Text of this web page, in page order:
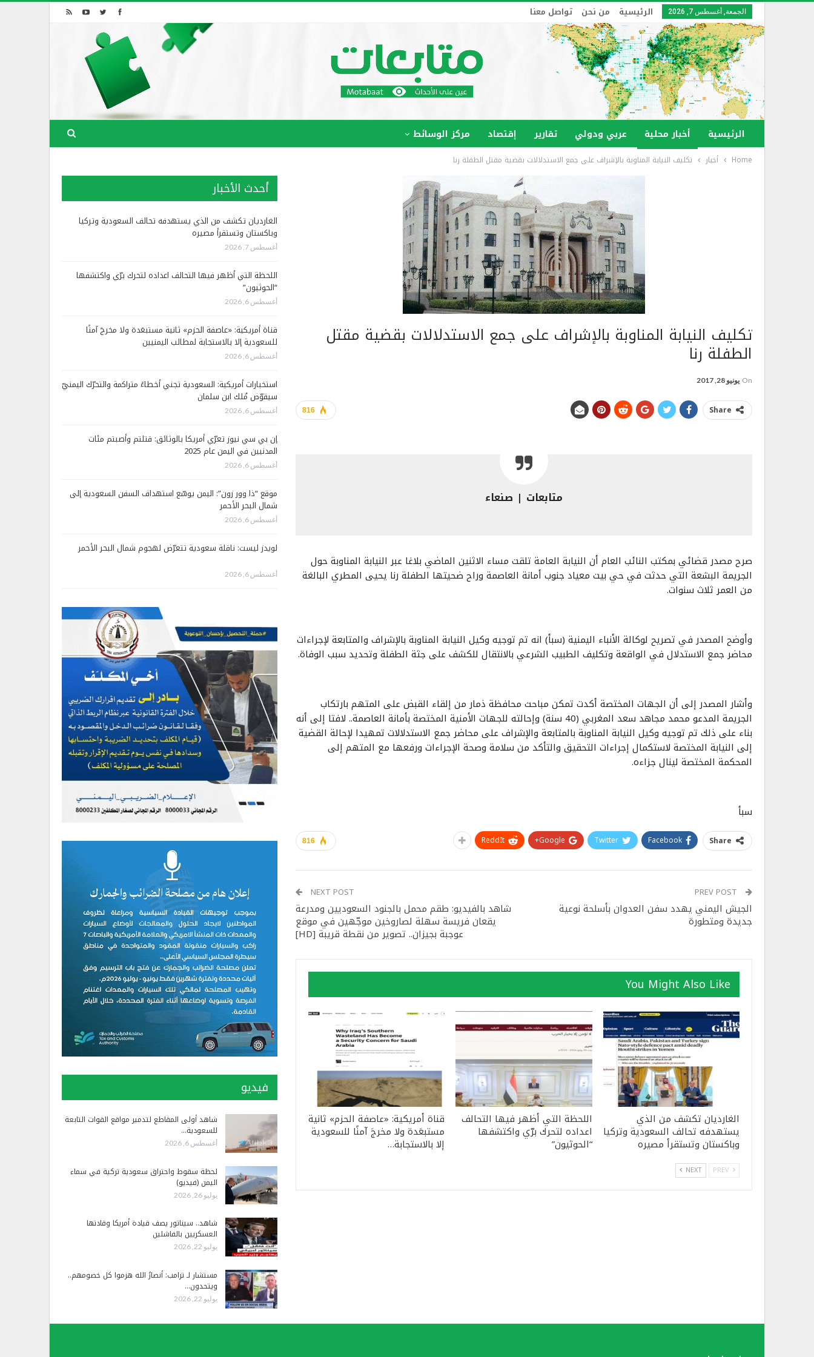
الجمعة, أغسطس 7, 2026 الرئيسية من نحن تواصل معنا
الرئيسية أخبار محلية عربي ودولي تقارير إقتصاد مركز الوسائط
Home أخبار تكليف النيابة المناوبة بالإشراف على جمع الاستدلالات بقضية مقتل الطفلة رنا
تكليف النيابة المناوبة بالإشراف على جمع الاستدلالات بقضية مقتل
الطفلة رنا
On يونيو 28, 2017
816 Share
متابعات | صنعاء
صرح مصدر قضائي بمكتب النائب العام أن النيابة العامة تلقت مساء الاثنين الماضي بلاغا عبر النيابة المناوبة حول
الجريمة البشعة التي حدثت في حي بيت معياد جنوب أمانة العاصمة وراح ضحيتها الطفلة رنا يحيى المطري البالغة
من العمر ثلاث سنوات.
وأوضح المصدر في تصريح لوكالة الأنباء اليمنية (سبأ) انه تم توجيه وكيل النيابة المناوبة بالإشراف والمتابعة لإجراءات
محاضر جمع الاستدلال في الواقعة وتكليف الطبيب الشرعي بالانتقال للكشف على جثة الطفلة وتحديد سبب الوفاة.
وأشار المصدر إلى أن الجهات المختصة أكدت تمكن مباحث محافظة ذمار من إلقاء القبض على المتهم بارتكاب
الجريمة المدعو محمد مجاهد سعد المغربي (40 سنة) وإحالته للجهات الأمنية المختصة بأمانة العاصمة.. لافتا إلى أنه
بناء على ذلك تم توجيه وكيل النيابة المناوبة بالمتابعة والإشراف على محاضر جمع الاستدلالات تمهيدا لإحالة القضية
إلى النيابة المختصة لاستكمال إجراءات التحقيق والتأكد من سلامة وصحة الإجراءات ورفعها مع المتهم إلى
المحكمة المختصة لينال جزاءه.
سبأ
816 Share
Facebook
Twitter
Google+
ReddIt
الجيش اليمني يهدد سفن العدوان بأسلحة نوعية
جديدة ومتطورة
NEXT POST
شاهد بالفيديو: طقم محمل بالجنود السعوديين ومدرعة
يقعان فريسة سهلة لصاروخين موجّهين في موقع
عوجبة بجيزان.. تصوير من نقطة قريبة [HD]
You Might Also Like
الغارديان تكشف من الذي
يستهدفه تحالف السعودية وتركيا
وباكستان وتستقرأ مصيره
اللحظة التي أظهر فيها التحالف
اعداده لتحرك برّي واكتشفها
“الحوثيون”
قناة أمريكية: «عاصفة الحزم» ثانية
مستبعَدة ولا مخرجَ آمنًا للسعودية
إلا بالاستجابة…
NEXT
أحدث الأخبار
الغارديان تكشف من الذي يستهدفه تحالف السعودية وتركيا
وباكستان وتستقرأ مصيره
أغسطس 7, 2026
اللحظة التي أظهر فيها التحالف اعداده لتحرك برّي واكتشفها
“الحوثيون”
أغسطس 6, 2026
قناة أمريكية: «عاصفة الحزم» ثانية مستبعَدة ولا مخرجَ آمنًا
للسعودية إلا بالاستجابة لمطالب اليمنيين
أغسطس 6, 2026
استخبارات أمريكية: السعودية تجني أخطاءً متراكمة والتحرّك اليمنيّ
سيقوّض مُلك ابن سلمان
أغسطس 6, 2026
إن بي سي نيوز تعرّي أمريكا بالوثائق: قتلتم وأصبتم مئات
المدنيين في اليمن عام 2025
أغسطس 6, 2026
موقع “ذا وور زون”: اليمن يوسّع استهداف السفن السعودية إلى
شمال البحر الأحمر
أغسطس 6, 2026
لويدز ليست: ناقلة سعودية تتعرّض لهجوم شمال البحر الأحمر
أغسطس 6, 2026
فيديو
شاهد أولى المقاطع لتدمير مواقع القوات التابعة
للسعودية…
أغسطس 6, 2026
لحظة سقوط واحتراق سعودية تركية في سماء
اليمن (فيديو)
يوليو 26, 2026
شاهد.. سيناتور يصف قيادة أمريكا وقادتها
العسكريين بالفاشلين
يوليو 22, 2026
مستشار لـ ترامب: أنصارُ الله هزموا كل خصومهم..
ويتحدون…
يوليو 22, 2026